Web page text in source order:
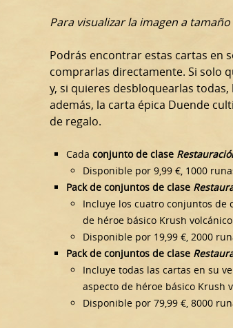
Para visualizar la imagen a
Podrás encontrar estas cartas en
comprarlas directamente. Si solo
y, si quieres desbloquearlas
además, la carta épica Duende
de regalo.
Cada conjunto de clase
Disponible por 9,99 €, 1000
Pack de conjuntos de clase
Incluye los cuatro conjuntos de
de héroe básico Krush
Disponible por 19,99 €, 2000
Pack de conjuntos de clase
Incluye todas las cartas en su
aspecto de héroe básico Krush
Disponible por 79,99 €, 8000